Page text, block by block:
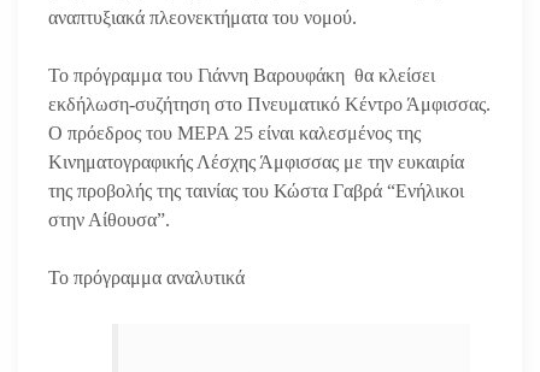
αναπτυξιακά πλεονεκτήματα του νομού.
Το πρόγραμμα του Γιάννη Βαρουφάκη θα κλείσει
εκδήλωση-συζήτηση στο Πνευματικό Κέντρο Άμφισσας.
Ο πρόεδρος του ΜΕΡΑ 25 είναι καλεσμένος της
Κινηματογραφικής Λέσχης Άμφισσας με την ευκαιρία
της προβολής της ταινίας του Κώστα Γαβρά “Ενήλικοι
στην Αίθουσα”.
Το πρόγραμμα αναλυτικά